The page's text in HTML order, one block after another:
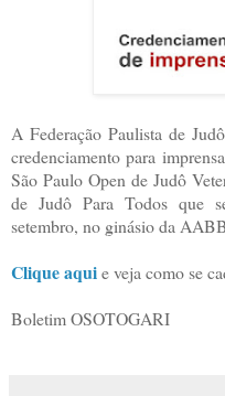
A Federação Paulista de
credenciamento para
São Paulo Open de Judô
de Judô Para Todos que
setembro, no ginásio da
Clique aquie veja como se
Boletim OSOTOGARI